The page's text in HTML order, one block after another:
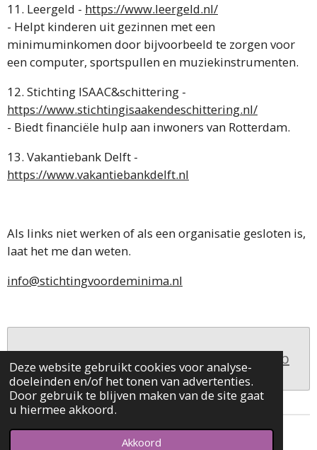
Deze website gebruikt cookies voor analyse-
doeleinden en/of het tonen van advertenties.
Door gebruik te blijven maken van de site gaat
u hiermee akkoord.
Akkoord
11. Leergeld - https://www.leergeld.nl/
- Helpt kinderen uit gezinnen met een
minimuminkomen door bijvoorbeeld te zorgen voor
een computer, sportspullen en muziekinstrumenten.
12. Stichting ISAAC&schittering -
https://www.stichtingisaakendeschittering.nl/
- Biedt financiële hulp aan inwoners van Rotterdam.
13. Vakantiebank Delft -
https://www.vakantiebankdelft.nl
Als links niet werken of als een organisatie gesloten is,
laat het me dan weten.
info@stichtingvoordeminima.nl
Maak jouw eigen website met JouwWeb
© 2018 - 2022 Stichting Voor de minima